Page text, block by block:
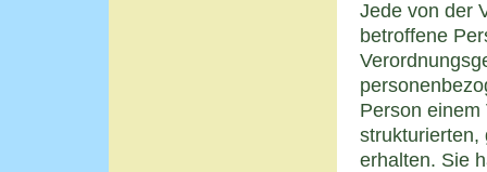
Jede von der
betroffene
Person
strukturierten,
erhalten. Sie